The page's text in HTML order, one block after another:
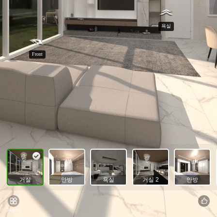
욕실
Front
거실 안방 욕실 거실 2 안방
Scene 0